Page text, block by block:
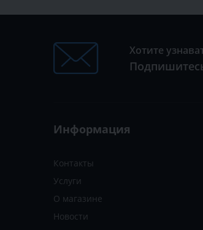
Хотите
Информация
Контакты
Услуги
О магазине
Новости